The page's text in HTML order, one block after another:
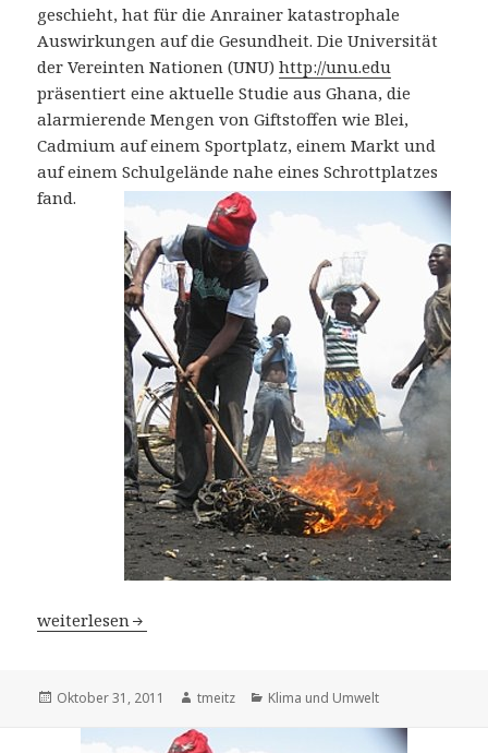
geschieht, hat für die Anrainer katastrophale
Auswirkungen auf die Gesundheit. Die Universität
der Vereinten Nationen (UNU)http://unu.edu
präsentiert eine aktuelle Studie aus Ghana, die
alarmierende Mengen von Giftstoffen wie Blei,
Cadmium auf einem Sportplatz, einem Markt und
auf einem Schulgelände nahe eines Schrottplatzes
fand.
Elektroschrott vergiftet Spielplätze in Afrika – Forscher
weiterlesen
Veröffentlicht
Oktober 31, 2011 Autor
tmeitz Kategorien
Klima und Umwelt